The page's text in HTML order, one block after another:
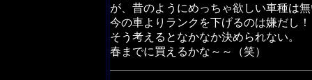
が、昔のようにめっちゃ欲しい車種は
今の車よりランクを下げるのは嫌だし！
そう考えるとなかなか決められない。
春までに買えるかな～～（笑）